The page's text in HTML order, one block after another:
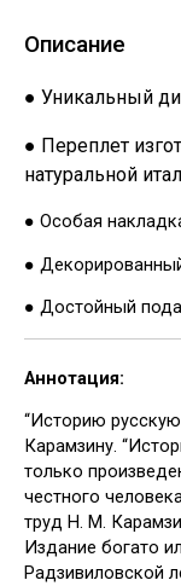
Описание
● Уникальный
● Переплет
натуральной
● Особая
●
● Достойный
Аннотация:
“Историю
Карамзину.
только
честного
труд Н. М.
Издание богато
Радзивиловской